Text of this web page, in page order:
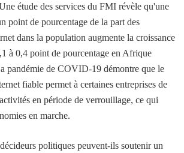
étude des services du FMI révèle qu'une
point de pourcentage de la part des
dans la population augmente la croissance
à 0,4 point de pourcentage en Afrique
pandémie de COVID-19 démontre que le
fiable permet à certaines entreprises de
en période de verrouillage, ce qui
en marche.
politiques peuvent-ils soutenir un